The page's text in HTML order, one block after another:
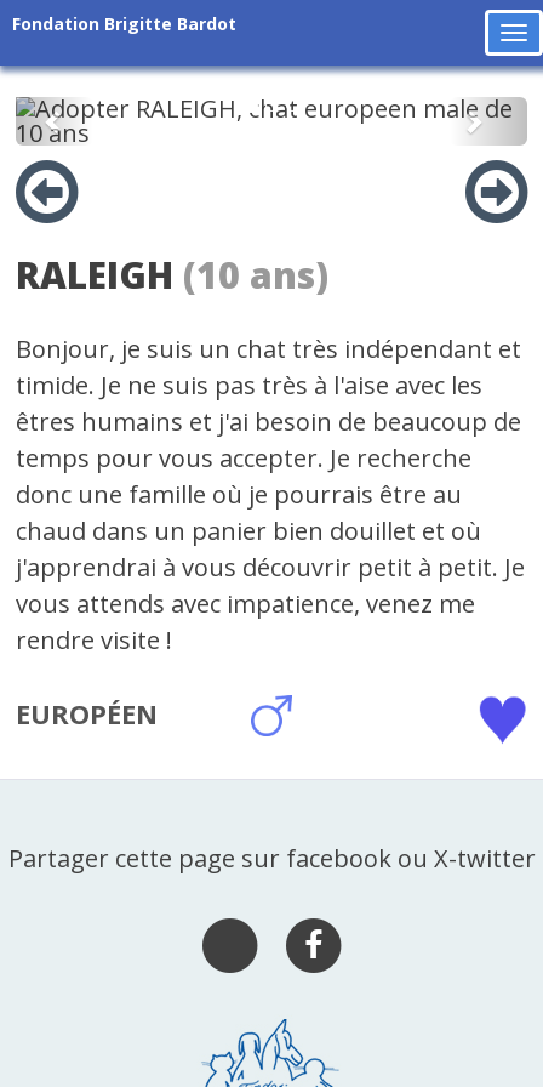
Fondation Brigitte Bardot
Précédent
RALEIGH (10 ans)
Bonjour, je suis un chat très indépendant et
timide. Je ne suis pas très à l'aise avec les
êtres humains et j'ai besoin de beaucoup de
temps pour vous accepter. Je recherche
donc une famille où je pourrais être au
chaud dans un panier bien douillet et où
j'apprendrai à vous découvrir petit à petit. Je
vous attends avec impatience, venez me
rendre visite !
EUROPÉEN
Partager cette page sur facebook ou X-twitter